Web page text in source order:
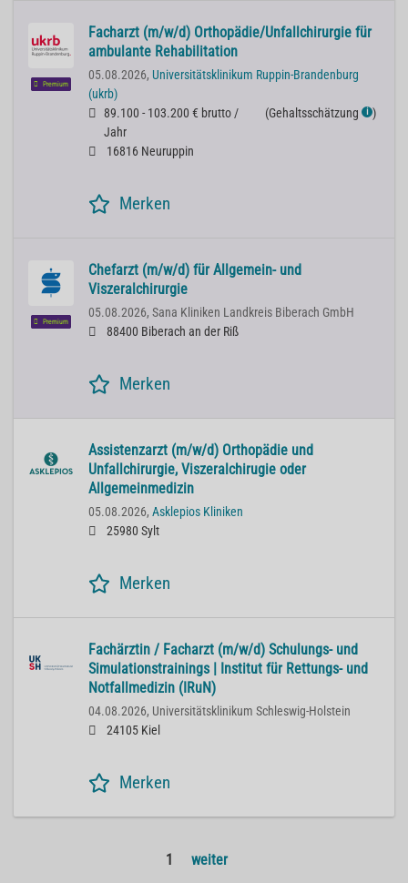
Premium
Facharzt (m/w/d) Orthopädie/Unfallchirurgie für
ambulante Rehabilitation
05.08.2026, Universitätsklinikum Ruppin-Brandenburg
(ukrb)
89.100 - 103.200 € brutto /
Jahr
(Gehaltsschätzung ℹ )
16816 Neuruppin
Merken
Premium
Chefarzt (m/w/d) für Allgemein- und
Viszeralchirurgie
05.08.2026, Sana Kliniken Landkreis Biberach GmbH
88400 Biberach an der Riß
Merken
Assistenzarzt (m/w/d) Orthopädie und
Unfallchirurgie, Viszeralchirugie oder
Allgemeinmedizin
05.08.2026, Asklepios Kliniken
25980 Sylt
Merken
Fachärztin / Facharzt (m/w/d) Schulungs- und
Simulationstrainings | Institut für Rettungs- und
Notfallmedizin (IRuN)
04.08.2026, Universitätsklinikum Schleswig-Holstein
24105 Kiel
Merken
1 weiter